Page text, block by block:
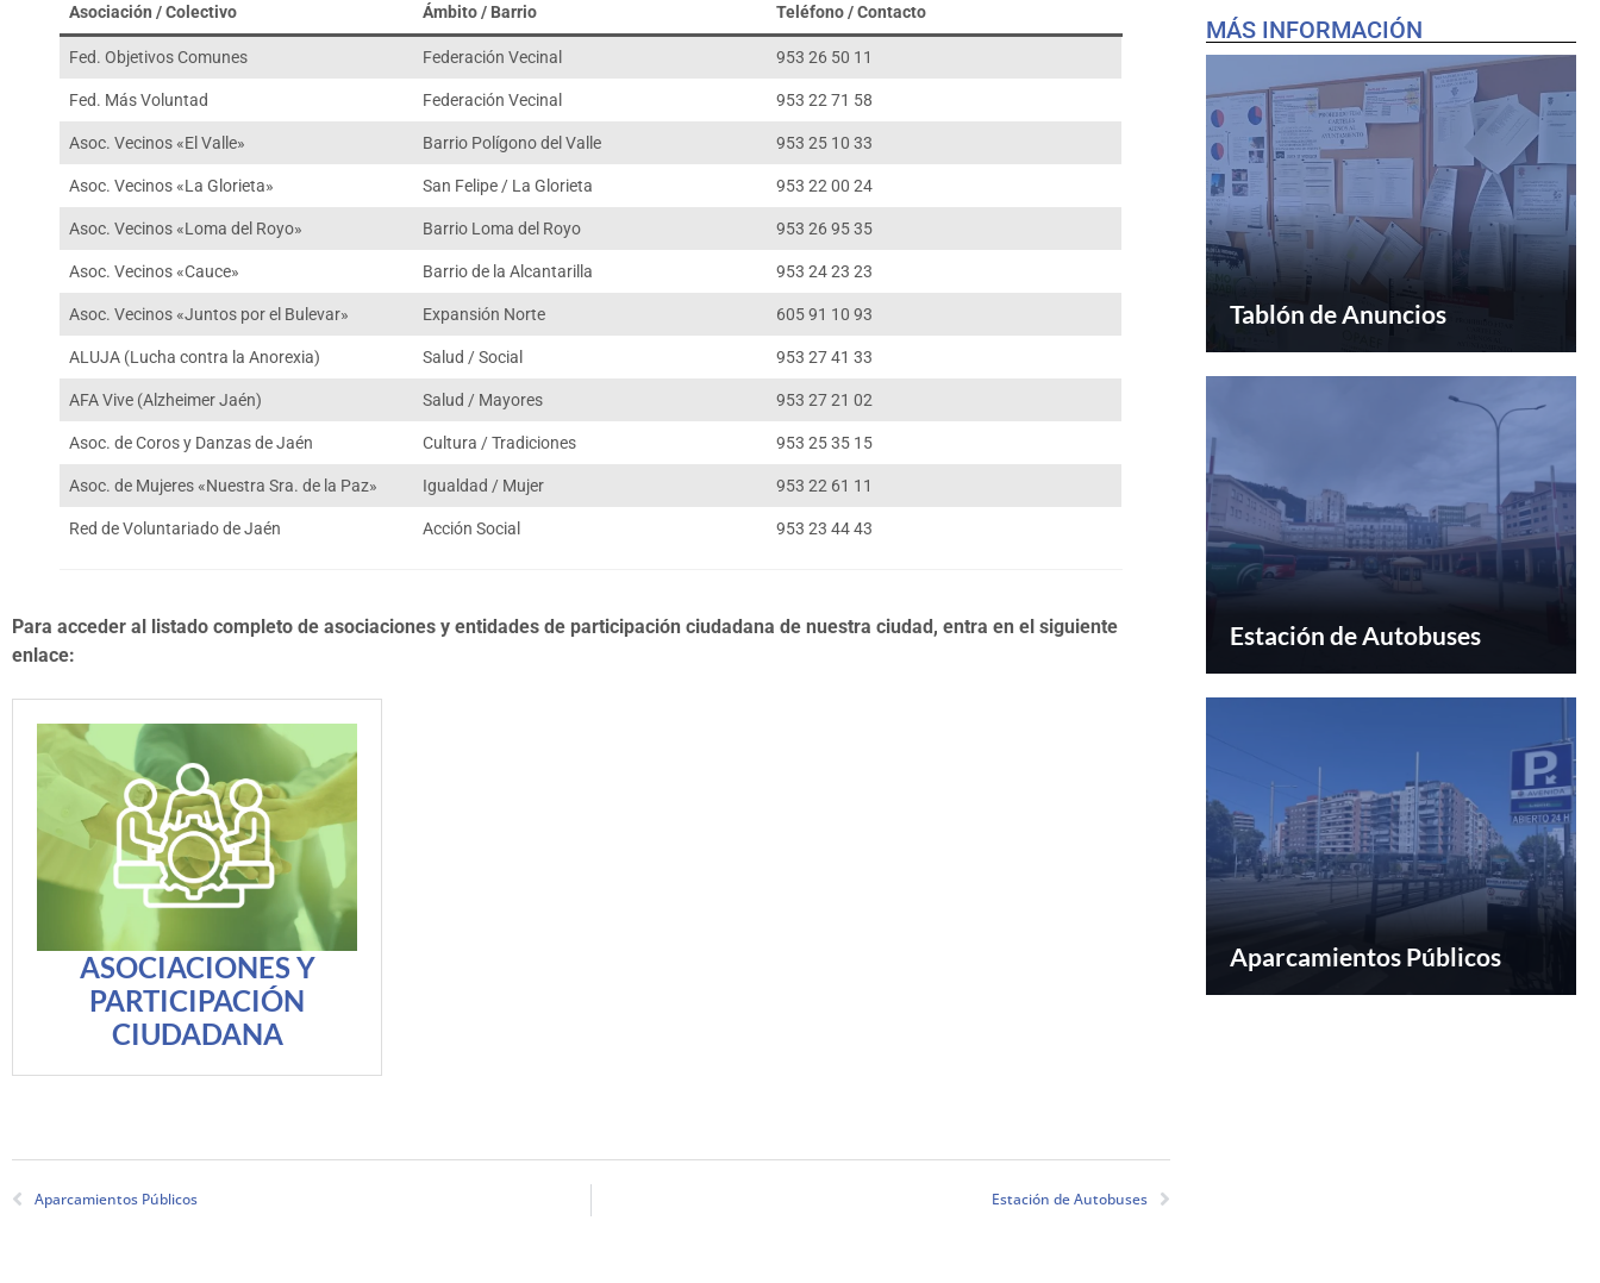
Asociación / Colectivo Ámbito / Barrio Teléfono / Contacto
Fed. Objetivos Comunes Federación Vecinal 953 26 50 11
Fed. Más Voluntad Federación Vecinal 953 22 71 58
Asoc. Vecinos «El Valle» Barrio Polígono del Valle 953 25 10 33
Asoc. Vecinos «La Glorieta» San Felipe / La Glorieta 953 22 00 24
Asoc. Vecinos «Loma del Royo» Barrio Loma del Royo 953 26 95 35
Asoc. Vecinos «Cauce» Barrio de la Alcantarilla 953 24 23 23
Asoc. Vecinos «Juntos por el Bulevar» Expansión Norte 605 91 10 93
ALUJA (Lucha contra la Anorexia) Salud / Social 953 27 41 33
AFA Vive (Alzheimer Jaén) Salud / Mayores 953 27 21 02
Asoc. de Coros y Danzas de Jaén Cultura / Tradiciones 953 25 35 15
Asoc. de Mujeres «Nuestra Sra. de la Paz» Igualdad / Mujer 953 22 61 11
Red de Voluntariado de Jaén Acción Social 953 23 44 43
Para acceder al listado completo de asociaciones y entidades de participación ciudadana de nuestra ciudad, entra en el siguiente
enlace:
ASOCIACIONES Y
PARTICIPACIÓN
CIUDADANA
Aparcamientos Públicos Estación de Autobuses
MÁS INFORMACIÓN
Tablón de Anuncios
Estación de Autobuses
Aparcamientos Públicos